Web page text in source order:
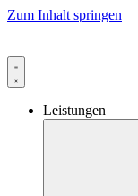
Zum Inhalt springen
Leistungen